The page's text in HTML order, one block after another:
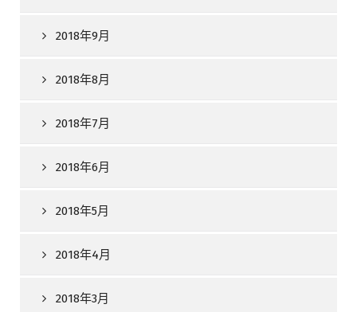
2018年9月
2018年8月
2018年7月
2018年6月
2018年5月
2018年4月
2018年3月